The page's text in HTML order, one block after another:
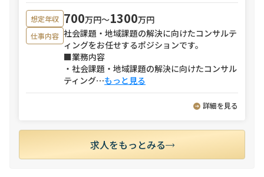
想定年収 700万円〜1300万円
仕事内容 社会課題・地域課題の解決に向けたコンサルテ
ィングをお任せするポジションです。
■業務内容
・社会課題・地域課題の解決に向けたコンサル
ティング⋯もっと見る
詳細を見る
求人をもっとみる